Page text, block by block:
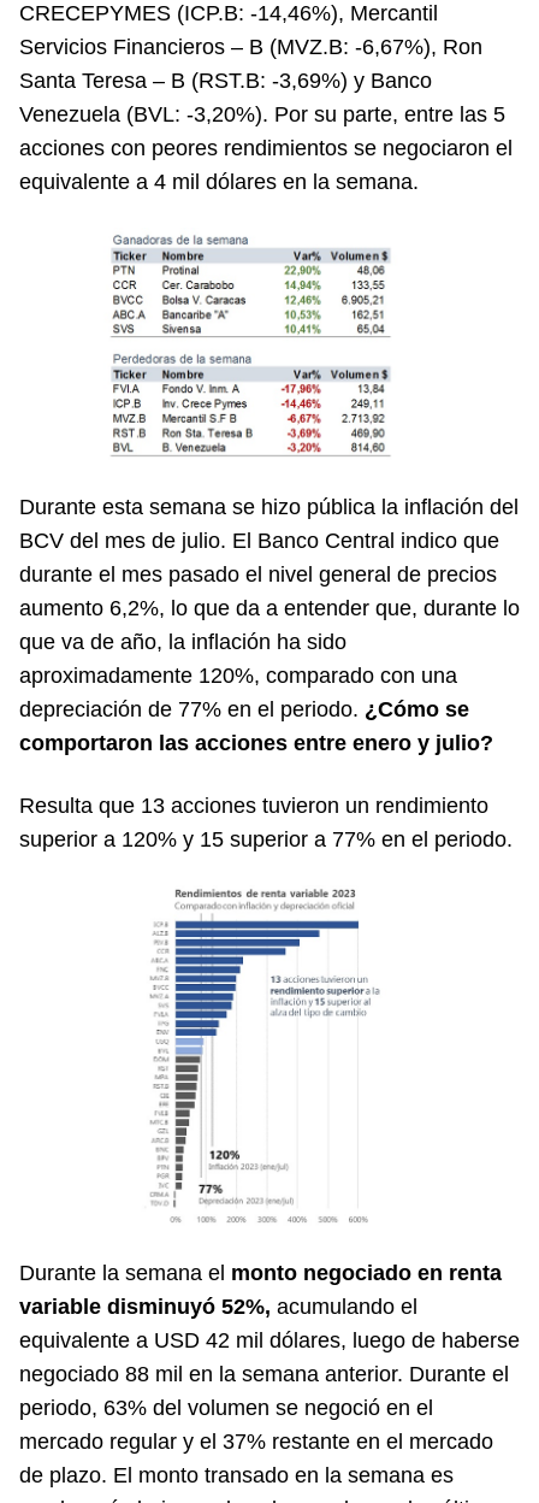
CRECEPYMES (ICP.B: -14,46%), Mercantil
Servicios Financieros – B (MVZ.B: -6,67%), Ron
Santa Teresa – B (RST.B: -3,69%) y Banco
Venezuela (BVL: -3,20%). Por su parte, entre las 5
acciones con peores rendimientos se negociaron el
equivalente a 4 mil dólares en la semana.
Durante esta semana se hizo pública la inflación del
BCV del mes de julio. El Banco Central indico que
durante el mes pasado el nivel general de precios
aumento 6,2%, lo que da a entender que, durante lo
que va de año, la inflación ha sido
aproximadamente 120%, comparado con una
depreciación de 77% en el periodo. ¿Cómo se
comportaron las acciones entre enero y julio?
Resulta que 13 acciones tuvieron un rendimiento
superior a 120% y 15 superior a 77% en el periodo.
Durante la semana el monto negociado en renta
variable disminuyó 52%, acumulando el
equivalente a USD 42 mil dólares, luego de haberse
negociado 88 mil en la semana anterior. Durante el
periodo, 63% del volumen se negoció en el
mercado regular y el 37% restante en el mercado
de plazo. El monto transado en la semana es